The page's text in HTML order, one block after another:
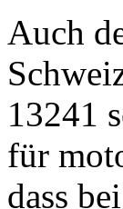
Auch
13241
für
dass